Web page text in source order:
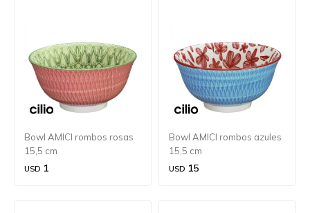
Bowl AMICI rombos rosas
15,5 cm
USD 1
Bowl AMICI rombos azules
15,5 cm
USD 15